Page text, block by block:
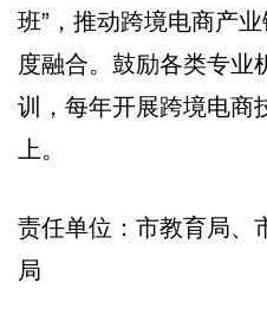
班”，推动跨境电商产
度融合。鼓励各类专业
训，每年开展跨境电商
上。
责任单位：市教育局、
局